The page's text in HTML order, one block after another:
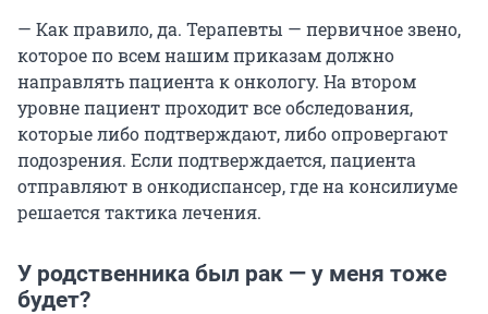
— Как правило, да. Терапевты — первичное звено,
которое по всем нашим приказам должно
направлять пациента к онкологу. На втором
уровне пациент проходит все обследования,
которые либо подтверждают, либо опровергают
подозрения. Если подтверждается, пациента
отправляют в онкодиспансер, где на консилиуме
решается тактика лечения.
У родственника был рак — у меня тоже
будет?